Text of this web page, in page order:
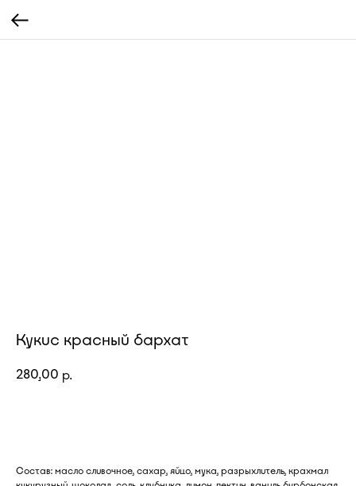
Кукис красный бархат
280,00 р.
Состав: масло сливочное, сахар, яйцо, мука, разрыхлитель, крахмал